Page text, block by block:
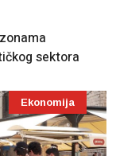
sektora
Ekonomija